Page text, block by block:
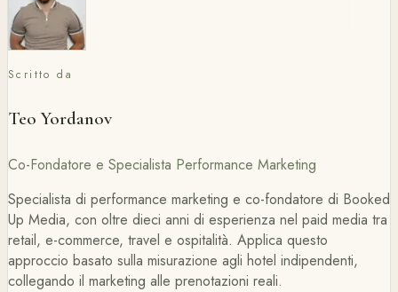
Scritto da
Teo Yordanov
Co-Fondatore e Specialista Performance Marketing
Specialista di performance marketing e co-fondatore di Booked
Up Media, con oltre dieci anni di esperienza nel paid media tra
retail, e-commerce, travel e ospitalità. Applica questo
approccio basato sulla misurazione agli hotel indipendenti,
collegando il marketing alle prenotazioni reali.